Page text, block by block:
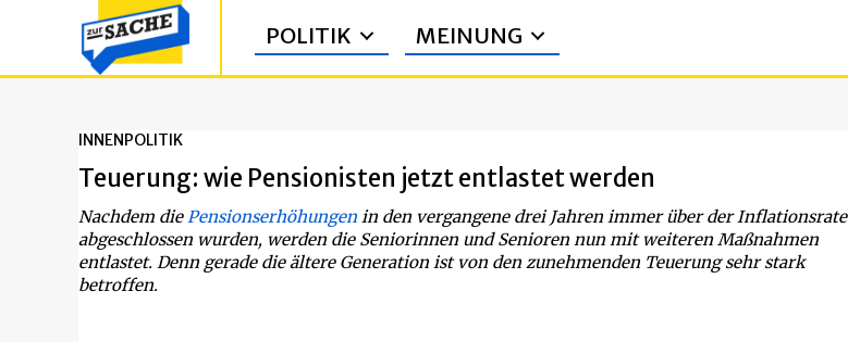
POLITIK MEINUNG
INNENPOLITIK
Teuerung: wie Pensionisten jetzt entlastet werden
Nachdem diePensionserhöhungen in den vergangene drei Jahren immer über der Inflationsrate
abgeschlossen wurden, werden die Seniorinnen und Senioren nun mit weiteren Maßnahmen
entlastet. Denn gerade die ältere Generation ist von den zunehmenden Teuerung sehr stark
betroffen.